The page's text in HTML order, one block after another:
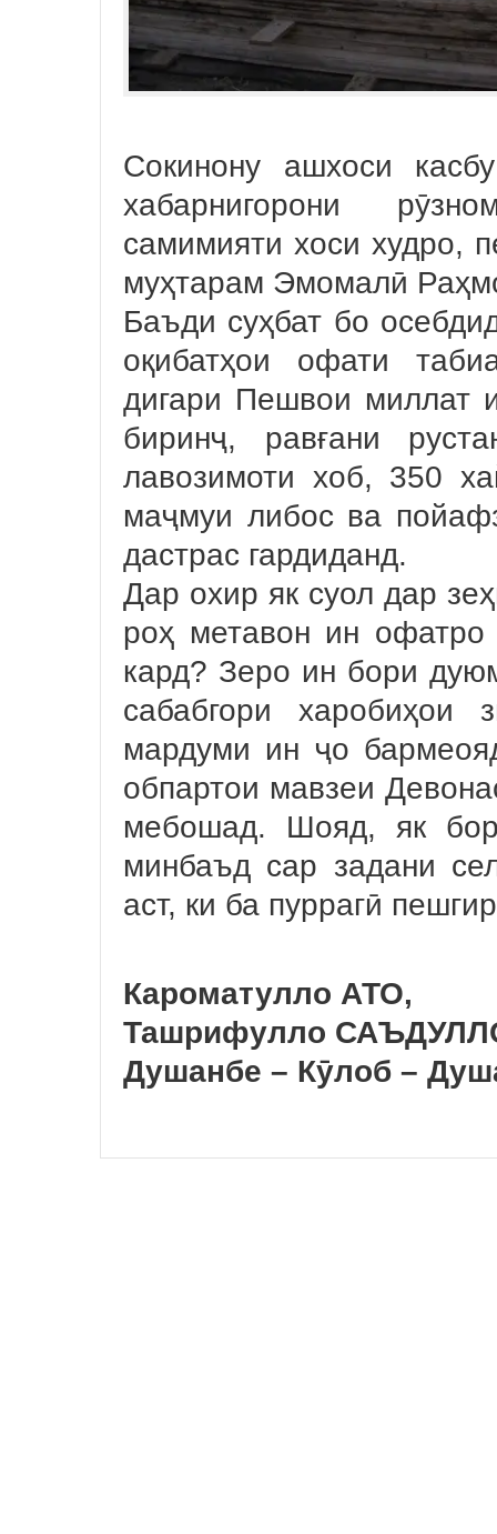
Сокинону ашхоси
хабарнигорони
самимияти хоси худро,
муҳтарам Эмомалӣ
Баъди суҳбат бо
оқибатҳои офати
дигари Пешвои миллат
биринҷ, равғани
лавозимоти хоб, 350
маҷмуи либос ва
дастрас гардиданд.
Дар охир як суол дар
роҳ метавон ин
кард? Зеро ин бори
сабабгори харобиҳои
мардуми ин ҷо
обпартои мавзеи
мебошад. Шояд, як
минбаъд сар задани
аст, ки ба пуррагӣ
Кароматулло АТО,
Ташрифулло
Душанбе – Кӯлоб –